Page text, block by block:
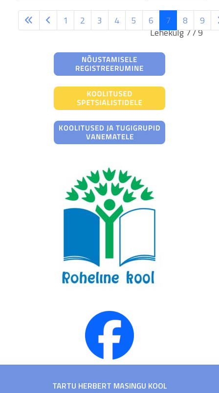
Lehekülg 7 / 9
1 2 3 4 5 6 7 8 9
TARTU HERBERT MASINGU KOOL